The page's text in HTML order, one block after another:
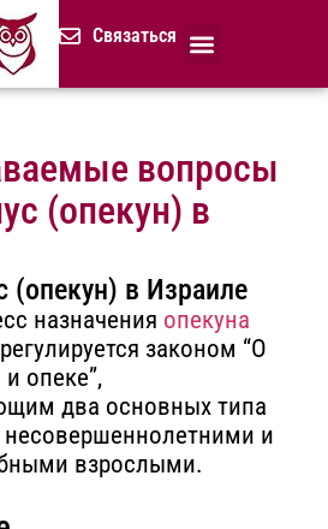
Связаться
вопросы
(опекун) в
(опекун) в Израиле
назначения опекуна
регулируется законом “О
опеке”,
два основных типа
несовершеннолетними и
взрослыми.